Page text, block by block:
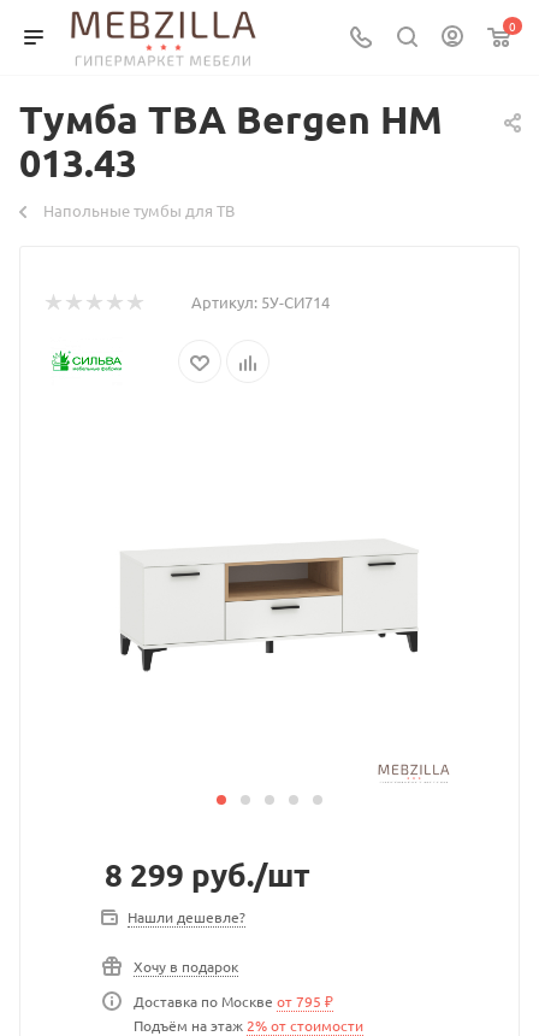
0
Тумба ТВА Bergen НМ
013.43
Напольные тумбы для ТВ
Артикул: 5У-СИ714
8 299 руб./шт
Нашли дешевле?
Хочу в подарок
Доставка по Москве от 795 ₽
Подъём на этаж 2% от стоимости